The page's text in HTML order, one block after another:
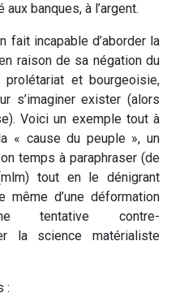
banques, à l’argent.
fait incapable d’aborder la
raison de sa négation du
et bourgeoisie,
s’imaginer exister (alors
Voici un exemple tout à
« cause du peuple », un
temps à paraphraser (de
tout en le dénigrant
même d’une déformation
tentative contre-
la science matérialiste
: